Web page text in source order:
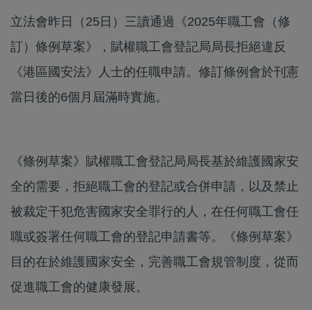
立法會昨日（25日）三讀通過《2025年職工會（修
訂）條例草案》，賦權職工會登記局局長拒絕違反
《港區國安法》人士的任職申請。修訂條例會於刊憲
當日後的6個月屆滿時實施。
《條例草案》賦權職工會登記局局長基於維護國家安
全的需要，拒絕職工會的登記或合併申請，以及禁止
被裁定干犯危害國家安全罪行的人，在任何職工會任
職或簽署任何職工會的登記申請書等。《條例草案》
目的在於維護國家安全，完善職工會規管制度，從而
促進職工會的健康發展。